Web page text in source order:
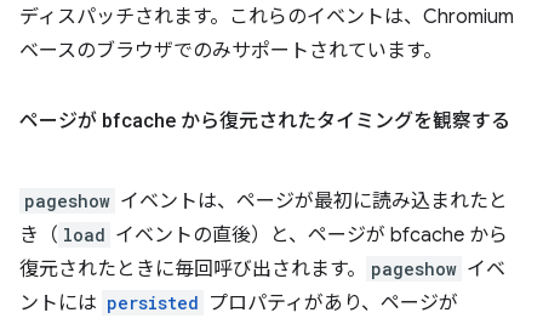
ディスパッチされます。これらのイベントは、Chromium
ベースのブラウザでのみサポートされています。
ページが bfcache から復元されたタイミングを観察する
pageshow イベントは、ページが最初に読み込まれたと
き（ load イベントの直後）と、ページが bfcache から
復元されたときに毎回呼び出されます。
pageshow イベ
ントには persisted プロパティがあり、ページが